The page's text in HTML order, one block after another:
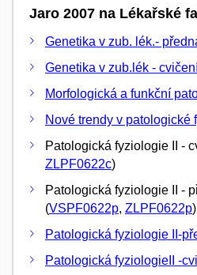
Jaro 2007 na Lékařské
Genetika v zub. lék.-
Genetika v zub.lék -
Morfologická a funkční
Nové trendy v patologické
Patologická fyziologie II -
ZLPF0622c)
Patologická fyziologie II -
(VSPF0622p, ZLPF0622p)
Patologická fyziologie II-
Patologická fyziologieII -